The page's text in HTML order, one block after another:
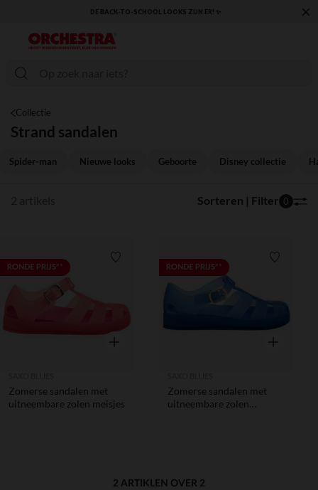
DE BACK-TO-SCHOOL LOOKS ZIJN ER! ✨ ×
Collectie
Strand sandalen
Spider-man Nieuwe looks Geboorte Disney collectie
Sorteren | Filter 0
RONDE PRIJS** Verlanglijstje.
Snel overzicht
Zomerse sandalen met
uitneembare zolen meisjes
RONDE PRIJS**
Snel
Zomerse sandalen met
uitneembare zolen
2 ARTIKLEN OVER 2